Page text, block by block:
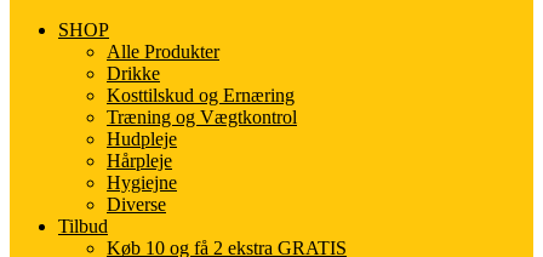
SHOP
Alle Produkter
Drikke
Kosttilskud og Ernæring
Træning og Vægtkontrol
Hudpleje
Hårpleje
Hygiejne
Diverse
Tilbud
Køb 10 og få 2 ekstra GRATIS